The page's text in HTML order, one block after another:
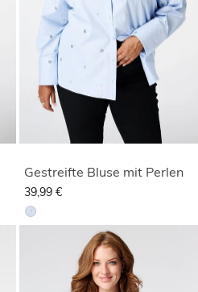
Gestreifte Bluse mit Perlen
39,99 €